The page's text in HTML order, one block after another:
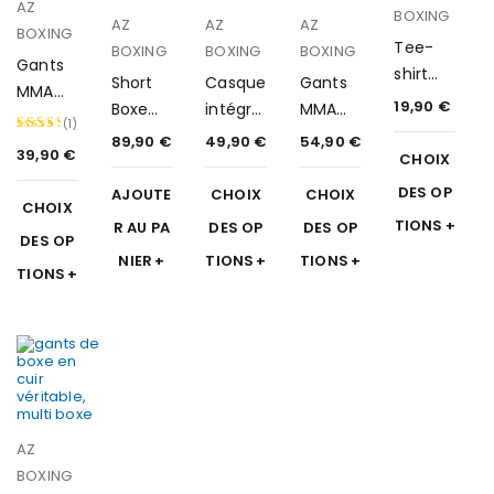
gourde 530 ml sans BPAest le compagnon idéal pour
rester hydraté de manière saine et pratique.
Résistante, légère et sécurisée, elle s’adresse aussi bien aux
sportifs qu’aux personnes actives soucieuses de leur bien-
être.
Un accessoire simple, efficace et essentiel pour
accompagner votre quotidien et vos performances sportives.
AZ
BOXING
Gants
MMA
One
Note
5.00
sur 5
(1)
39,90 €
CHOIX
DES OP
TIONS
AZ
BOXING
Short
Boxe
Anglais
e
Person
89,90 €
AJOUTE
R AU PA
NIER
AZ
BOXING
Casque
intégral
cuir
Perfor
mance
49,90 €
CHOIX
DES OP
TIONS
AZ
BOXING
Gants
MMA
One
Sparrin
g
54,90 €
CHOIX
DES OP
TIONS
BOXING
Tee-
shirt
classic
19,90 €
CHOIX
DES OP
TIONS
AZ
BOXING